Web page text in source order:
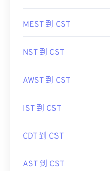
MEST 到 CST
NST 到 CST
AWST 到 CST
IST 到 CST
CDT 到 CST
AST 到 CST